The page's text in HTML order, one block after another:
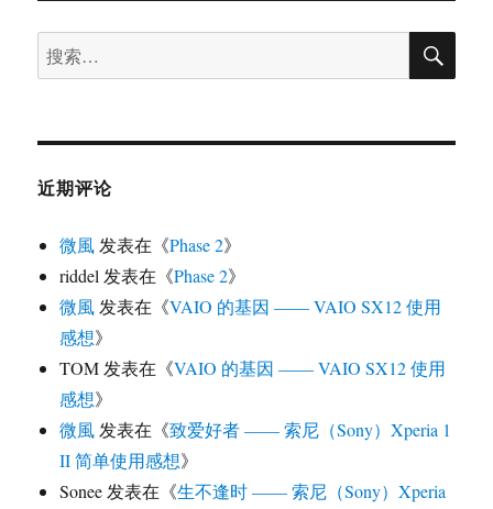
本
序
帐
版
升
级
2.2.3
搜
索：
搜
近期评论
微風 发表在《Phase 2》
riddel 发表在《Phase 2》
微風 发表在《VAIO 的基因 —— VAIO SX12 使用
感想》
TOM 发表在《VAIO 的基因 —— VAIO SX12 使用
感想》
微風 发表在《致爱好者 —— 索尼（Sony）Xperia 1
II 简单使用感想》
Sonee 发表在《生不逢时 —— 索尼（Sony）Xperia